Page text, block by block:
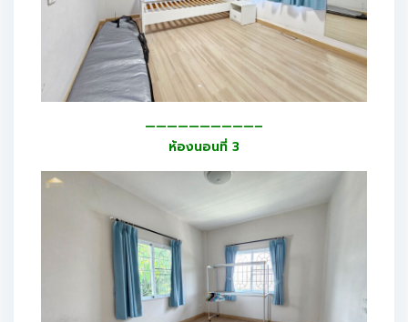
——————————–
ห้องนอนที่ 3